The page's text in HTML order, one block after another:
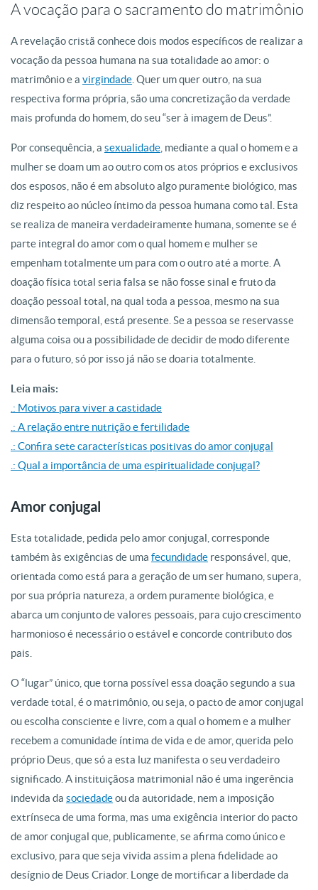
A vocação para o sacramento do matrimônio
A revelação cristã conhece dois modos específicos de realizar a
vocação da pessoa humana na sua totalidade ao amor: o
matrimônio e a virgindade . Quer um quer outro, na sua
respectiva forma própria, são uma concretização da verdade
mais profunda do homem, do seu “ser à imagem de Deus”.
Por consequência, a sexualidade , mediante a qual o homem e a
mulher se doam um ao outro com os atos próprios e exclusivos
dos esposos, não é em absoluto algo puramente biológico, mas
diz respeito ao núcleo íntimo da pessoa humana como tal. Esta
se realiza de maneira verdadeiramente humana, somente se é
parte integral do amor com o qual homem e mulher se
empenham totalmente um para com o outro até a morte. A
doação física total seria falsa se não fosse sinal e fruto da
doação pessoal total, na qual toda a pessoa, mesmo na sua
dimensão temporal, está presente. Se a pessoa se reservasse
alguma coisa ou a possibilidade de decidir de modo diferente
para o futuro, só por isso já não se doaria totalmente.
Leia mais:
.: Motivos para viver a castidade
.: A relação entre nutrição e fertilidade
.: Confira sete características positivas do amor conjugal
.: Qual a importância de uma espiritualidade conjugal?
Amor conjugal
Esta totalidade, pedida pelo amor conjugal, corresponde
também às exigências de uma fecundidade responsável, que,
orientada como está para a geração de um ser humano, supera,
por sua própria natureza, a ordem puramente biológica, e
abarca um conjunto de valores pessoais, para cujo crescimento
harmonioso é necessário o estável e concorde contributo dos
pais.
O “lugar” único, que torna possível essa doação segundo a sua
verdade total, é o matrimônio, ou seja, o pacto de amor conjugal
ou escolha consciente e livre, com a qual o homem e a mulher
recebem a comunidade íntima de vida e de amor, querida pelo
próprio Deus, que só a esta luz manifesta o seu verdadeiro
significado. A instituiçãosa matrimonial não é uma ingerência
indevida da sociedadeou da autoridade, nem a imposição
extrínseca de uma forma, mas uma exigência interior do pacto
de amor conjugal que, publicamente, se afirma como único e
exclusivo, para que seja vivida assim a plena fidelidade ao
desígnio de Deus Criador. Longe de mortificar a liberdade da